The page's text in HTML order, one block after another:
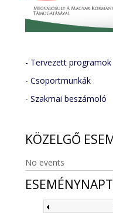
- Tervezett programok
-Csoportmunkák
-Szakmai beszámoló
KÖZELGŐ
No events